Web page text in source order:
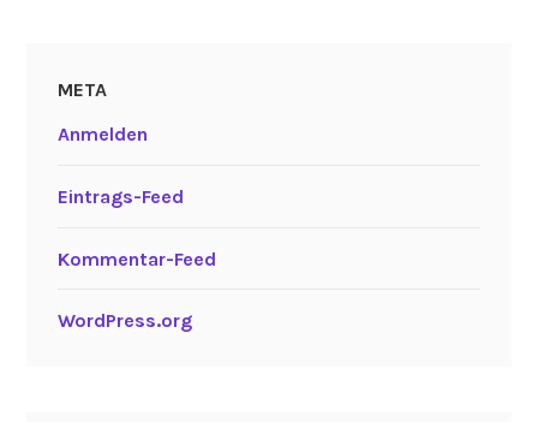
META
Anmelden
Eintrags-Feed
Kommentar-Feed
WordPress.org